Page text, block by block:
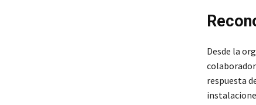
Desde la
respuesta